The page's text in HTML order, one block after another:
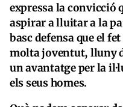
expressa la convicció
aspirar a lluitar a la
basc defensa que el
molta joventut, lluny
un avantatge per la
els seus homes.